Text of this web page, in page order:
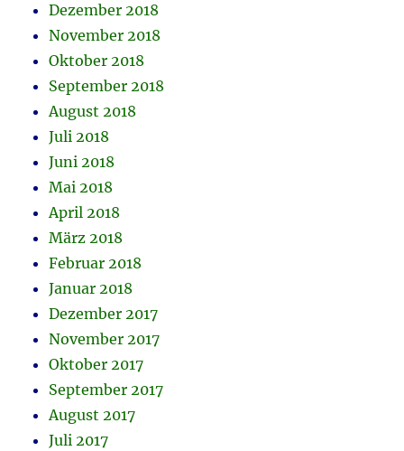
Dezember 2018
November 2018
Oktober 2018
September 2018
August 2018
Juli 2018
Juni 2018
Mai 2018
April 2018
März 2018
Februar 2018
Januar 2018
Dezember 2017
November 2017
Oktober 2017
September 2017
August 2017
Juli 2017